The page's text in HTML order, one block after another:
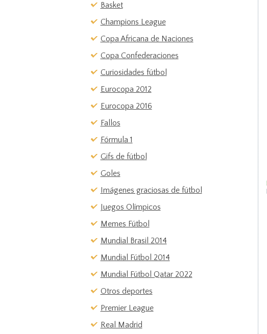
Basket
Champions League
Copa Africana de Naciones
Copa Confederaciones
Curiosidades fútbol
Eurocopa 2012
Eurocopa 2016
Fallos
Fórmula 1
Gifs de fútbol
Goles
Imágenes graciosas de fútbol
Juegos Olímpicos
Memes Fútbol
Mundial Brasil 2014
Mundial Fútbol 2014
Mundial Fútbol Qatar 2022
Otros deportes
Premier League
Real Madrid